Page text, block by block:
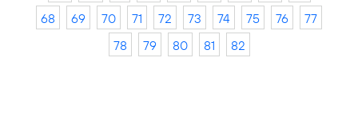
68
69 70 71 72 73 74 75 76
77
78
79 80 81 82